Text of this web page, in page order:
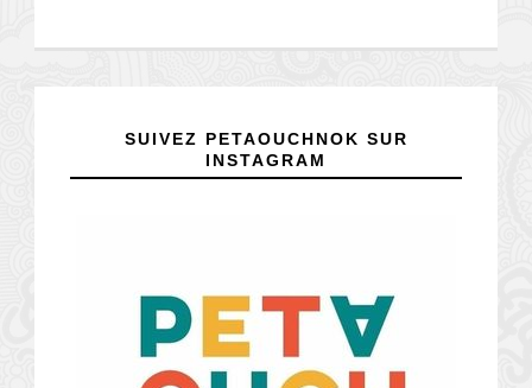
SUIVEZ PETAOUCHNOK SUR
INSTAGRAM